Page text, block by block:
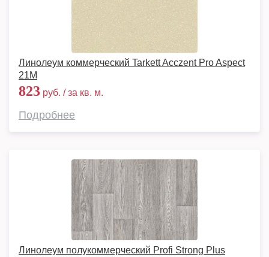
Линолеум коммерческий Tarkett Acczent Pro Aspect
21М
823 руб. / за кв. м.
Подробнее
Линолеум полукоммерческий Profi Strong Plus